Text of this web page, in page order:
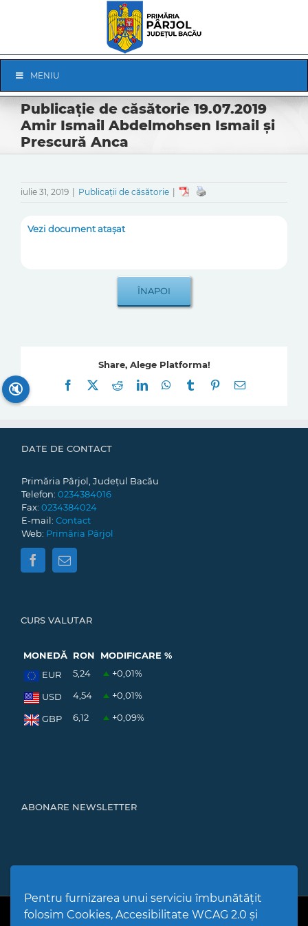
Pentru furnizarea unui serviciu îmbunătățit
folosim Cookies, Accesibilitate WCAG 2.0 și
Navigation
MENIU
Publicație de căsătorie 19.07.2019
Amir Ismail Abdelmohsen Ismail și
Prescură Anca
iulie 31, 2019 Publicații de căsătorie
Vezi document atașat
Share, Alege Platforma!
Facebook
RedditLinkedInWhatsApp
Tumblr Pinterest
E-
DATE DE CONTACT
Primăria Pârjol, Județul Bacău
Telefon: 0234384016
Fax: 0234384024
E-mail: Contact
Web: Primăria Pârjol
CURS VALUTAR
MONEDĂ RON
MODIFICARE %
EUR
5,24 +0,01%
USD 4,54 +0,01%
GBP 6,12 +0,09%
ABONARE NEWSLETTER
PPW @2026 |Hartă Website|Setări Cookies și Accesibilitate
🔇